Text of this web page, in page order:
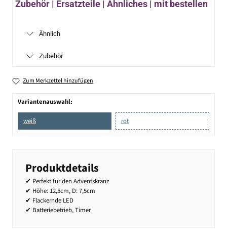
Zubehör | Ersatzteile | Ähnliches | mit bestellen
Ähnlich
Zubehör
Zum Merkzettel hinzufügen
Variantenauswahl:
weiß rot
Produktdetails
✔ Perfekt für den Adventskranz
✔ Höhe: 12,5cm, D: 7,5cm
✔ Flackernde LED
✔ Batteriebetrieb, Timer